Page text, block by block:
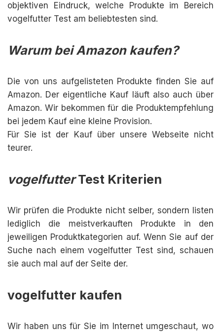
objektiven Eindruck, welche Produkte im Bereich
vogelfutter Test am beliebtesten sind.
Warum bei Amazon kaufen?
Die von uns aufgelisteten Produkte finden Sie auf
Amazon. Der eigentliche Kauf läuft also auch über
Amazon. Wir bekommen für die Produktempfehlung
bei jedem Kauf eine kleine Provision.
Für Sie ist der Kauf über unsere Webseite nicht
teurer.
vogelfutterTest Kriterien
Wir prüfen die Produkte nicht selber, sondern listen
lediglich die meistverkauften Produkte in den
jeweiligen Produktkategorien auf. Wenn Sie auf der
Suche nach einem vogelfutter Test sind, schauen
sie auch mal auf der Seite der.
vogelfutter kaufen
Wir haben uns für Sie im Internet umgeschaut, wo